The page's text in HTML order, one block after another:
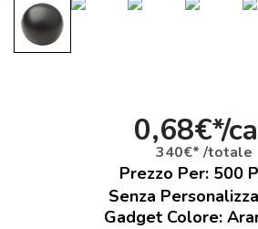
0,68€*/
340€* /totale
Prezzo Per: 500
Senza
Gadget Colore: